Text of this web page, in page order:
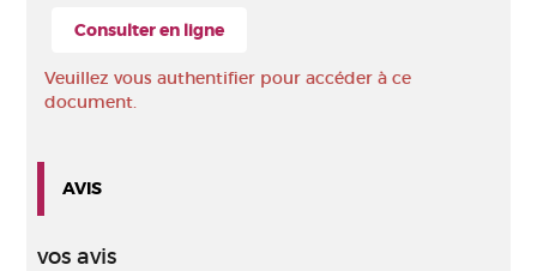
Consulter en ligne
Veuillez vous authentifier pour accéder à ce
document.
AVIS
vos avis